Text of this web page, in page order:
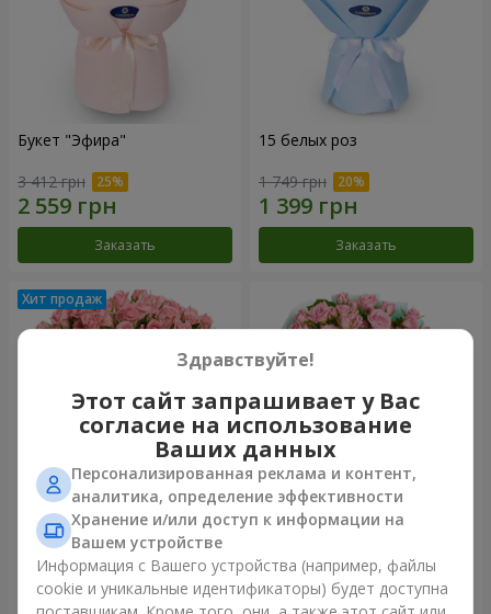
Букет "Эфира"
3 412 грн
Заказать
15 белых роз
1 749 грн
Заказать
Цветы в коробке "Розовый
оазис"
2 499 грн
Композиция "Баллада о
маме"
2 074 грн
Здравствуйте!
Этот сайт запрашивает у Вас
согласие на использование
Ваших данных
Персонализированная реклама и контент,
аналитика, определение эффективности
Хранение и/или доступ к информации на
Вашем устройстве
Информация с Вашего устройства (например, файлы
cookie и уникальные идентификаторы) будет доступна